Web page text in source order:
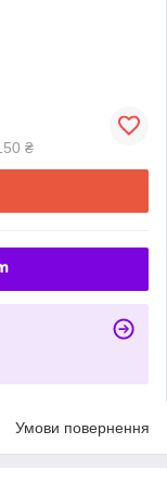
₴
Умови повернення